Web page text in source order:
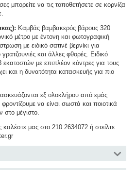
μπορείτε να τις τοποθετήσετε σε κορνίζα
Καμβάς βαμβακερός βάρους 320
μέτρο με έντονη και φωτογραφική
με ειδικό σατινέ βερνίκι για
και άλλες φθορές. Ειδικό
με επιπλέον κόντρες για τους
και η δυνατότητα κατασκευής για πιο
εξ ολοκλήρου από εμάς
να είναι σωστά και ποιοτικά
στο μέγιστο.
καλέστε μας στο 210 2634072 ή στείλτε